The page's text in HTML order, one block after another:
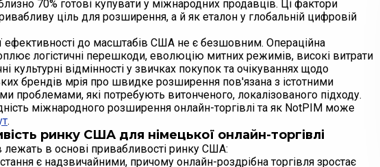
70% готові купувати у міжнародних продавців. Ці фактори
ціль для розширення, а й як еталон у глобальній цифровій
ефективності до масштабів США не є безшовним. Операційна
логістичні перешкоди, еволюцію митних режимів, високі витрати
культурні відмінності у звичках покупок та очікуваннях щодо
брендів мрія про швидке розширення пов'язана з істотними
проблемами, які потребують витонченого, локалізованого підходу.
міжнародного розширення онлайн-торгівлі та як NotPIM може
.
ринку США для німецької онлайн-торгівлі
лежать в основі привабливості ринку США:
є надзвичайними, причому онлайн-роздрібна торгівля зростає